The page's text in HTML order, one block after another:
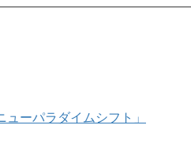
ーパラダイムシフト」